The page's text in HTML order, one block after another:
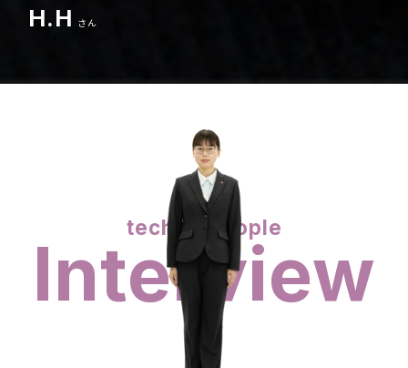
H.H さん
techno people
Interview